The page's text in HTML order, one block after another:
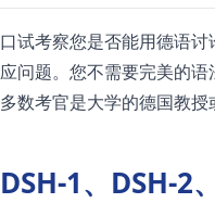
口试考察您是否能用德语
应问题。您不需要完美的
多数考官是大学的德国教授
DSH-1、DSH-2